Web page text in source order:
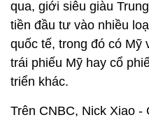
qua, giới siêu giàu
tiền đầu tư vào nhiều
quốc tế, trong đó có Mỹ
trái phiếu Mỹ hay cổ
triển khác.
Trên CNBC, Nick Xiao -